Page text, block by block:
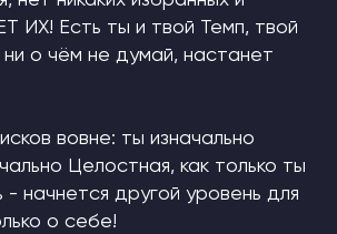
ИХ! Есть ты и твой Темп, твой
ни о чём не думай, настанет
вовне: ты изначально
Целостная, как только ты
начнется другой уровень для
о себе!